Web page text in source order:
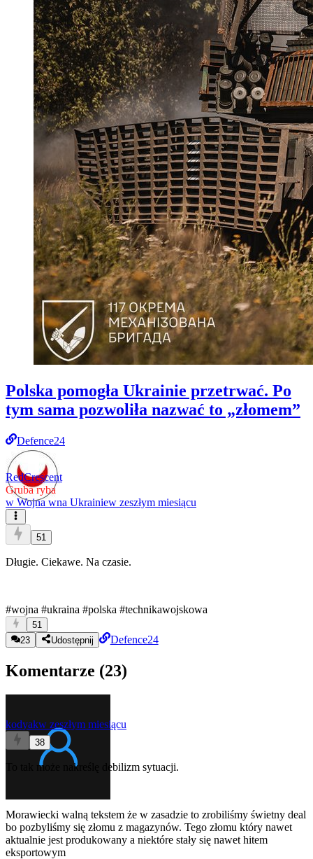
Polska pomogła Ukrainie przetrwać. Po
tym sama pozwoliła nazwać to „złomem”
Defence24
RedCrescent
Gruba ryba
w Wojna wna Ukrainiew zeszłym miesiącu
51
Długie. Ciekawe. Na czasie.
#wojna #ukraina #polska #technikawojskowa
51
23
Udostępnij Defence24
Komentarze (23)
kodyakw zeszłym miesiącu
38
To tak może nakreślę debilizm sytuacji.
Morawiecki walną tekstem że w zasadzie to zrobiliśmy świetny deal
bo pozbyliśmy się złomu z magazynów. Tego złomu który nawet
aktualnie jest produkowany a niektóre stały się nawet hitem
eksportowym